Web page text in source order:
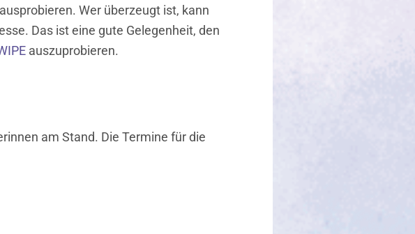
Wer überzeugt ist, kann
Das ist eine gute Gelegenheit, den
auszuprobieren.
am Stand. Die Termine für die